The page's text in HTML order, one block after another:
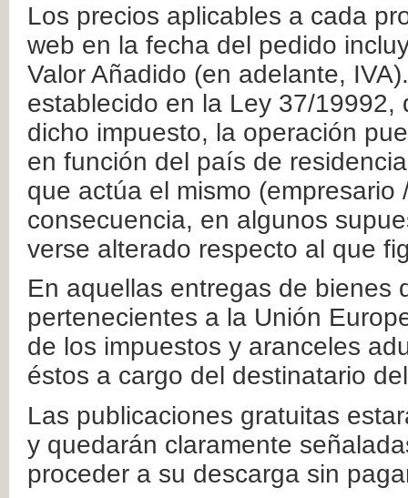
Los precios aplicables a cada
web en la fecha del pedido
Valor Añadido (en adelante,
establecido en la Ley 37/
dicho impuesto, la operación
en función del país de
que actúa el mismo
consecuencia, en algunos
verse alterado respecto al que
En aquellas entregas de bienes
pertenecientes a la Unión
de los impuestos y aranceles
éstos a cargo del destinatario
Las publicaciones gratuitas
y quedarán claramente
proceder a su descarga sin